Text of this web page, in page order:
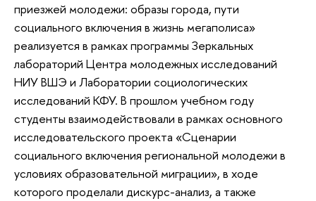
приезжей молодежи: образы города, пути
социального включения в жизнь мегаполиса»
реализуется в рамках программы Зеркальных
лабораторий Центра молодежных исследований
НИУ ВШЭ и Лаборатории социологических
исследований КФУ. В прошлом учебном году
студенты взаимодействовали в рамках основного
исследовательского проекта «Сценарии
социального включения региональной молодежи в
условиях образовательной миграции», в ходе
которого проделали дискурс-анализ, а также